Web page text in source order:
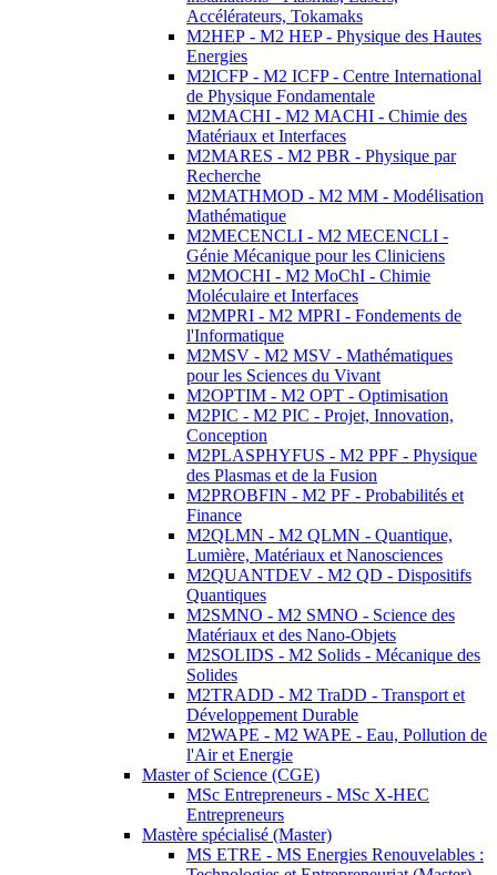
Accélérateurs, Tokamaks
M2HEP - M2 HEP - Physique des Hautes
Energies
M2ICFP - M2 ICFP - Centre International
de Physique Fondamentale
M2MACHI - M2 MACHI - Chimie des
Matériaux et Interfaces
M2MARES - M2 PBR - Physique par
Recherche
M2MATHMOD - M2 MM - Modélisation
Mathématique
M2MECENCLI - M2 MECENCLI -
Génie Mécanique pour les Cliniciens
M2MOCHI - M2 MoChI - Chimie
Moléculaire et Interfaces
M2MPRI - M2 MPRI - Fondements de
l'Informatique
M2MSV - M2 MSV - Mathématiques
pour les Sciences du Vivant
M2OPTIM - M2 OPT - Optimisation
M2PIC - M2 PIC - Projet, Innovation,
Conception
M2PLASPHYFUS - M2 PPF - Physique
des Plasmas et de la Fusion
M2PROBFIN - M2 PF - Probabilités et
Finance
M2QLMN - M2 QLMN - Quantique,
Lumière, Matériaux et Nanosciences
M2QUANTDEV - M2 QD - Dispositifs
Quantiques
M2SMNO - M2 SMNO - Science des
Matériaux et des Nano-Objets
M2SOLIDS - M2 Solids - Mécanique des
Solides
M2TRADD - M2 TraDD - Transport et
Développement Durable
M2WAPE - M2 WAPE - Eau, Pollution de
l'Air et Energie
Master of Science (CGE)
MSc Entrepreneurs - MSc X-HEC
Entrepreneurs
Mastère spécialisé (Master)
MS ETRE - MS Energies Renouvelables :